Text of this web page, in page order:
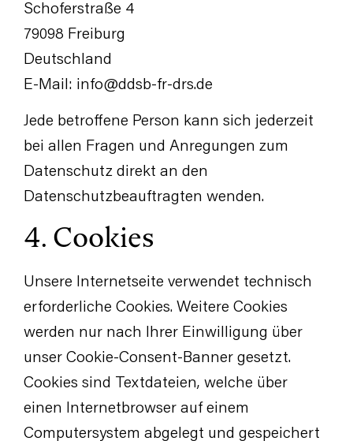
Schoferstraße 4
79098 Freiburg
Deutschland
E-Mail: info@ddsb-fr-drs.de
Jede betroffene Person kann sich jederzeit
bei allen Fragen und Anregungen zum
Datenschutz direkt an den
Datenschutzbeauftragten wenden.
4. Cookies
Unsere Internetseite verwendet technisch
erforderliche Cookies. Weitere Cookies
werden nur nach Ihrer Einwilligung über
unser Cookie-Consent-Banner gesetzt.
Cookies sind Textdateien, welche über
einen Internetbrowser auf einem
Computersystem abgelegt und gespeichert